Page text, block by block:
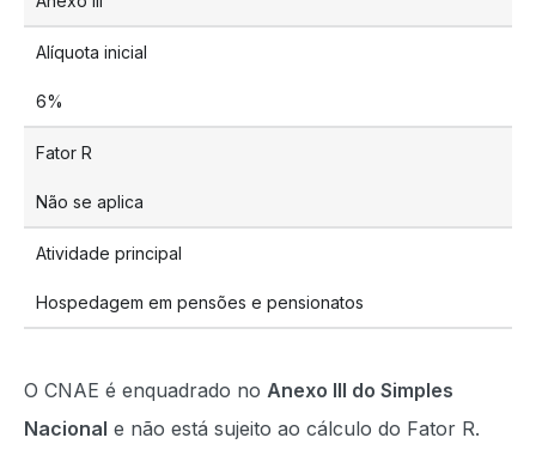
Alíquota inicial
6%
Fator R
Não se aplica
Atividade principal
Hospedagem em pensões e pensionatos
O CNAE é enquadrado no Anexo III do Simples
Nacional e não está sujeito ao cálculo do Fator R.